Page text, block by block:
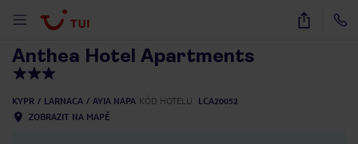
28
Anthea Hotel Apartments
KYPR LARNACA AYIA NAPA KÓD HOTELU
LCA20052
ZOBRAZIT NA MAPĚ